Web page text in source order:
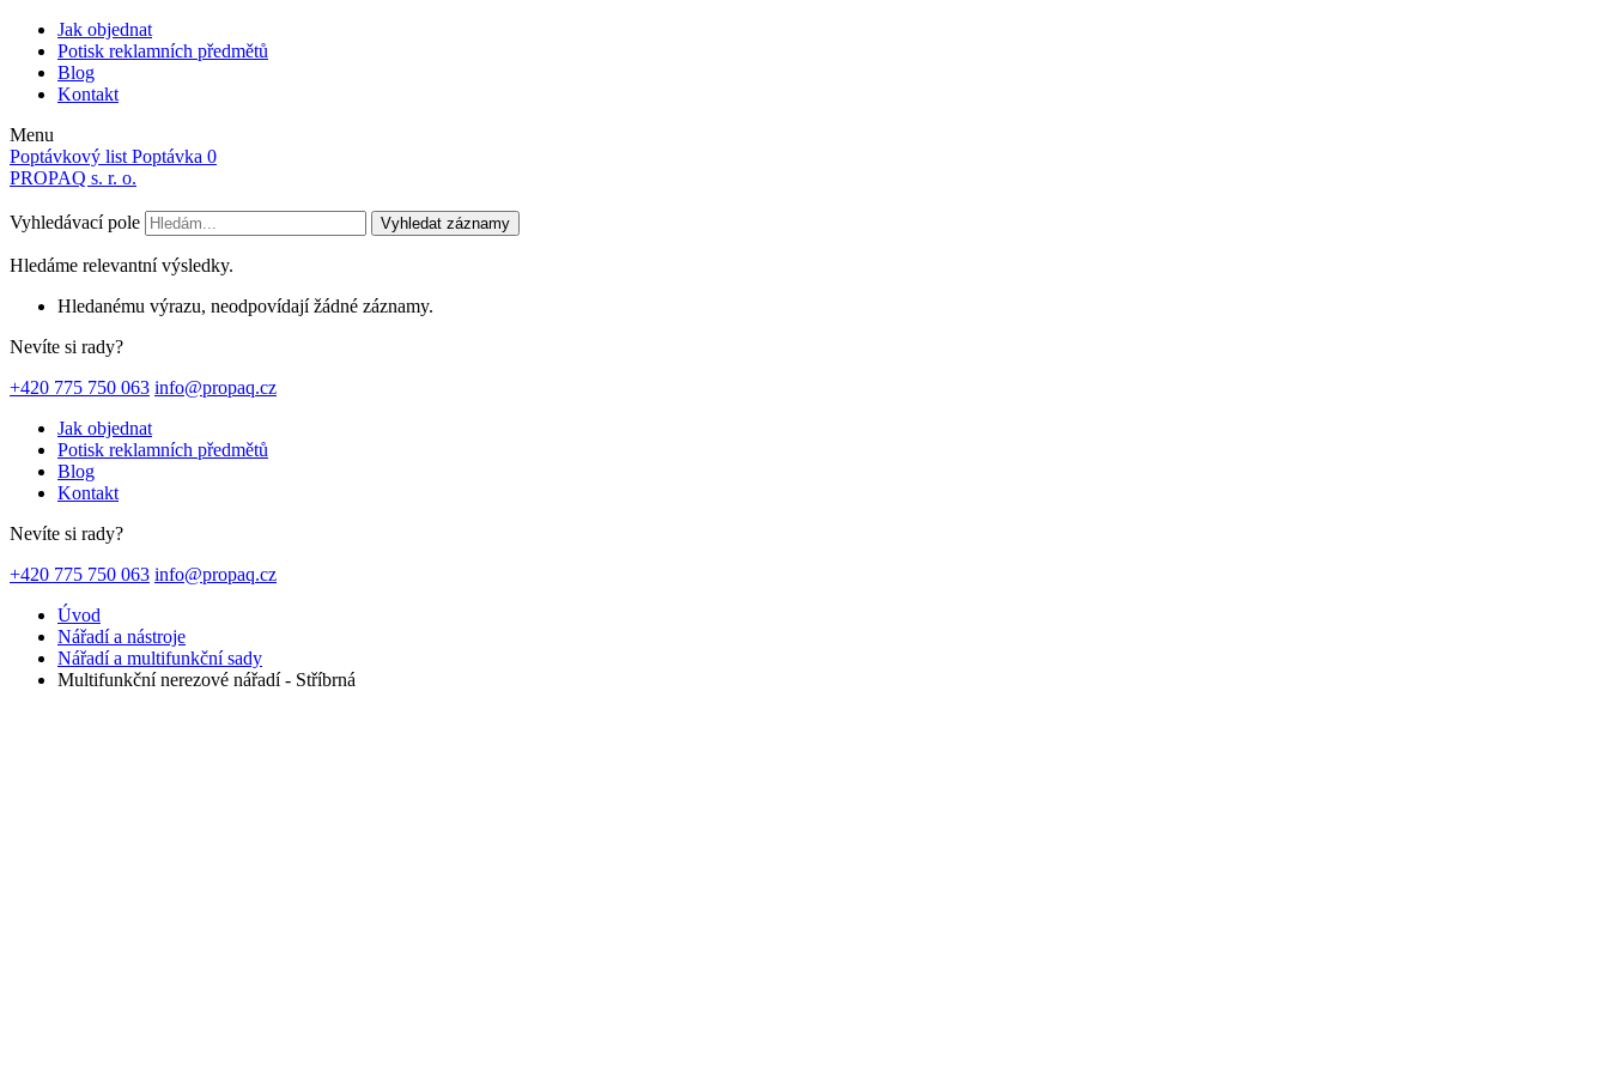
Jak objednat
Potisk reklamních předmětů
Blog
Kontakt
Menu
Poptávkový list Poptávka 0
PROPAQ s. r. o.
Vyhledávací pole Vyhledat záznamy
Hledáme relevantní výsledky.
Hledanému výrazu, neodpovídají žádné záznamy.
Nevíte si rady?
+420 775 750 063 info@propaq.cz
Jak objednat
Potisk reklamních předmětů
Blog
Kontakt
Nevíte si rady?
+420 775 750 063 info@propaq.cz
Úvod
Nářadí a nástroje
Nářadí a multifunkční sady
Multifunkční nerezové nářadí - Stříbrná